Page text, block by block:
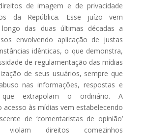
de imagem e de privacidade
da República. Esse juízo vem
das duas últimas décadas a
envolvendo aplicação de justas
idênticas, o que demonstra,
de regulamentação das mídias
de seus usuários, sempre que
nas informações, respostas e
que extrapolam o ordinário. A
acesso às mídias vem estabelecendo
de ‘comentaristas de opinião’
direitos comezinhos